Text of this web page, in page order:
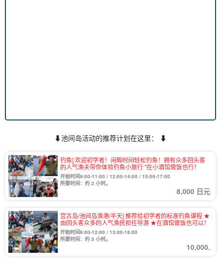
⬇︎池间岛活动的推荐计划在这里： ⬇︎
钓鱼] 欢迎初学者！闲暇时间轻松钓鱼！拥有众多回头客
的人气渔夫带你体验钓鱼小旅行 "在小酒馆做饭也行！
开始时间9:00-11:00 / 12:00-14:00 / 15:00-17:00
所要时间：约 2 小时。
8,000 日元
宫古岛/池间岛渔港/半天] 推荐给初学者的标准钓鱼课程 ★
由回头客众多的人气渔民担任导游 ★在酒馆做饭也可以！
开始时间9:00-12:00 / 13:00-16:00
所要时间：约 3 小时。
10,000.